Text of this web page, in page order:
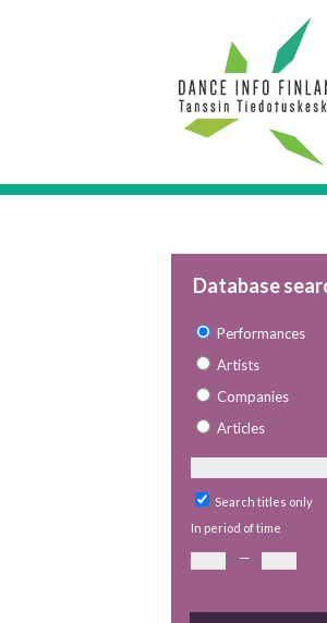
Database
Performances
Artists
Companies
Articles
Search titles only
In period of time
—